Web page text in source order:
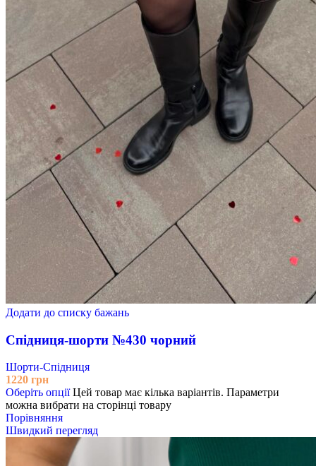
Додати до списку бажань
Спідниця-шорти №430 чорний
Шорти-Спідниця
1220 грн
Оберіть опції Цей товар має кілька варіантів. Параметри
можна вибрати на сторінці товару
Порівняння
Швидкий перегляд